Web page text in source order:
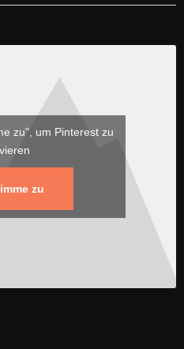
zu", um Pinterest zu
zu